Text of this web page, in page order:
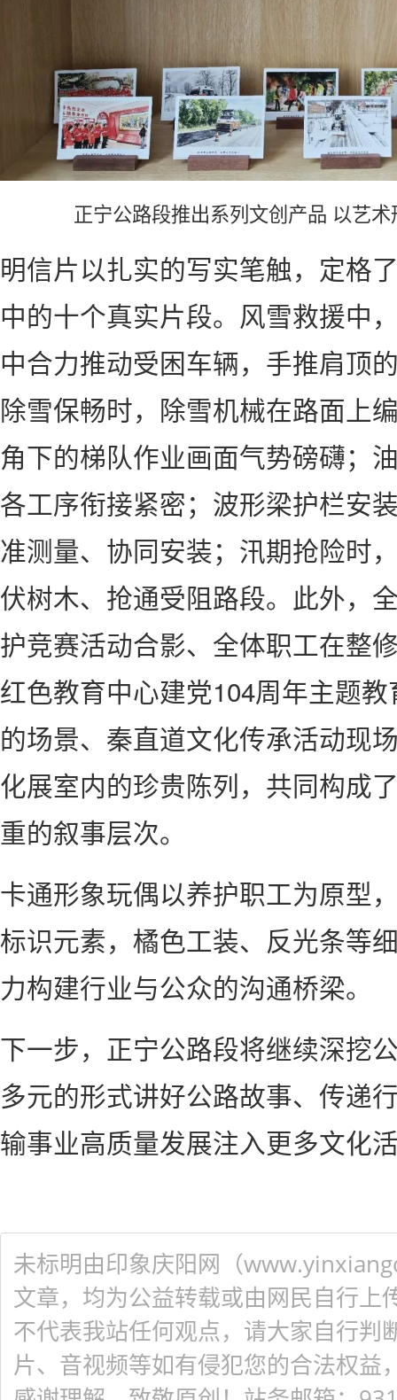
正宁公路段推出系列文创产品 以艺
明信片以扎实的写实笔触，定格
中的十个真实片段。风雪救援中
中合力推动受困车辆，手推肩顶
除雪保畅时，除雪机械在路面上
角下的梯队作业画面气势磅礴；
各工序衔接紧密；波形梁护栏安
准测量、协同安装；汛期抢险时
伏树木、抢通受阻路段。此外，
护竞赛活动合影、全体职工在整
红色教育中心建党104周年主题
的场景、秦直道文化传承活动现
化展室内的珍贵陈列，共同构成
重的叙事层次。
卡通形象玩偶以养护职工为原型
标识元素，橘色工装、反光条等
力构建行业与公众的沟通桥梁。
下一步，正宁公路段将继续深挖
多元的形式讲好公路故事、传递
输事业高质量发展注入更多文化
未标明由印象庆阳网（
文章，均为公益转载或由网民自行上
不代表我站任何观点，请大家自行判
片、音视频等如有侵犯您的合法权益